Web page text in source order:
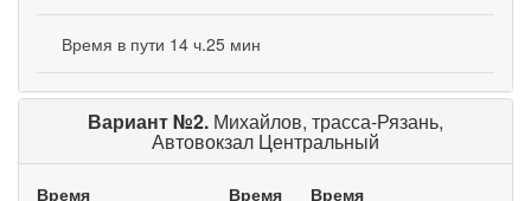
Время в пути 14 ч.25 мин
Вариант №2. Михайлов, трасса-Рязань,
Автовокзал Центральный
Время Время Время